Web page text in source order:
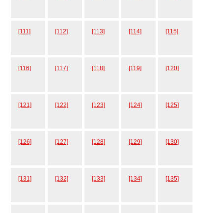
[111] [112] [113] [114] [115]
[116] [117] [118] [119] [120]
[121] [122] [123] [124] [125]
[126] [127] [128] [129] [130]
[131] [132] [133] [134] [135]